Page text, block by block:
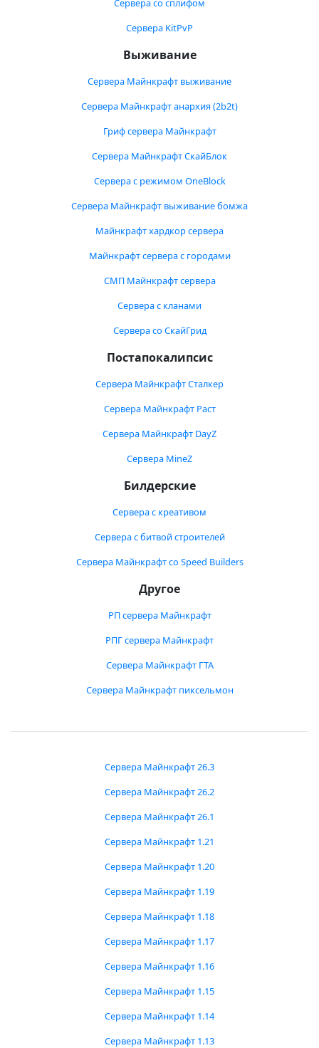
Сервера со сплифом
Сервера KitPvP
Выживание
Сервера Майнкрафт выживание
Сервера Майнкрафт анархия (2b2t)
Гриф сервера Майнкрафт
Сервера Майнкрафт СкайБлок
Сервера с режимом OneBlock
Сервера Майнкрафт выживание бомжа
Майнкрафт хардкор сервера
Майнкрафт сервера с городами
СМП Майнкрафт сервера
Сервера с кланами
Сервера со СкайГрид
Постапокалипсис
Сервера Майнкрафт Сталкер
Сервера Майнкрафт Раст
Сервера Майнкрафт DayZ
Сервера MineZ
Билдерские
Сервера с креативом
Сервера с битвой строителей
Сервера Майнкрафт со Speed Builders
Другое
РП сервера Майнкрафт
РПГ сервера Майнкрафт
Сервера Майнкрафт ГТА
Сервера Майнкрафт пиксельмон
Сервера Майнкрафт 26.3
Сервера Майнкрафт 26.2
Сервера Майнкрафт 26.1
Сервера Майнкрафт 1.21
Сервера Майнкрафт 1.20
Сервера Майнкрафт 1.19
Сервера Майнкрафт 1.18
Сервера Майнкрафт 1.17
Сервера Майнкрафт 1.16
Сервера Майнкрафт 1.15
Сервера Майнкрафт 1.14
Сервера Майнкрафт 1.13